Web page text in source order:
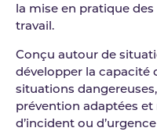
la mise en pratique
travail.
Conçu autour de
développer la capacité
situations
prévention adaptées
d’incident ou